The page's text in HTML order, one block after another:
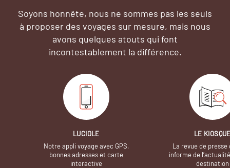
Soyons honnête, nous ne sommes pas les seuls
à proposer des voyages sur mesure, mais nous
avons quelques atouts qui font
incontestablement la différence.
LUCIOLE
Notre appli voyage avec GPS,
bonnes adresses et carte
interactive
LE
La revue de presse
informe de
destination